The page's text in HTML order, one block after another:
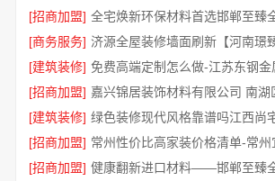
[招商加盟]
[商务服务]
[建筑装修] 免费高端定制怎么做-江苏东钢金
[招商加盟] 嘉兴锦居装饰材料有限公司 南湖
[建筑装修]
[招商加盟]
[招商加盟]